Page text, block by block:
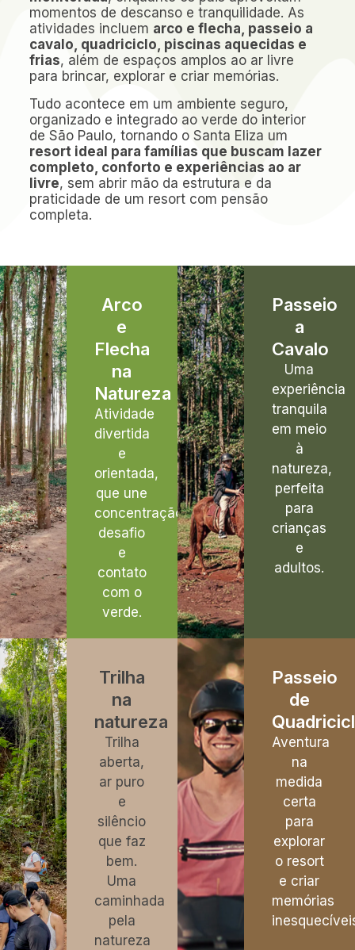
momentos de descanso e tranquilidade. As
atividades incluem arco e flecha, passeio a
cavalo, quadriciclo, piscinas aquecidas e
frias, além de espaços amplos ao ar livre
para brincar, explorar e criar memórias.
Tudo acontece em um ambiente seguro,
organizado e integrado ao verde do interior
de São Paulo, tornando o Santa Eliza um
resort ideal para famílias que buscam lazer
completo, conforto e experiências ao ar
livre, sem abrir mão da estrutura e da
praticidade de um resort com pensão
completa.
Arco
e
Flecha
na
Natureza
Atividade
divertida
e
orientada,
que une
concentração,
desafio
e
contato
com o
verde.
Passeio
a
Cavalo
Uma
experiência
tranquila
em meio
à
natureza,
perfeita
para
crianças
e
adultos.
Trilha
na
natureza
Trilha
aberta,
ar puro
e
silêncio
que faz
bem.
Uma
caminhada
pela
natureza
Passeio
de
Aventura
na
medida
certa
para
explorar
o resort
e criar
memórias